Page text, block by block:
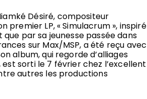
Désiré, compositeur
premier LP, « Simulacrum », inspiré
par sa jeunesse passée dans
sur Max/MSP, a été reçu avec
album, qui regorde d’alliages
sorti le 7 février chez l’excellent
autres les productions